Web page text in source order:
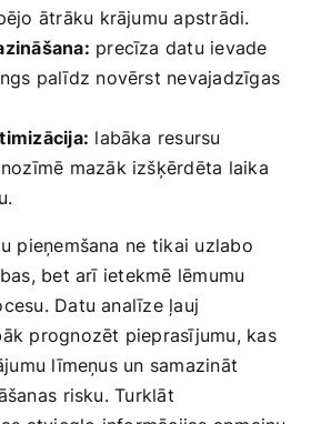
ātrāku ‍krājumu apstrādi.
precīza datu ievade
palīdz novērst nevajadzīgas
labāka resursu
mazāk izšķērdēta laika
pieņemšana ⁢ne tikai uzlabo
bet arī ietekmē lēmumu
Datu analīze ļauj
prognozēt pieprasījumu, kas
līmeņus un samazināt
risku. Turklāt